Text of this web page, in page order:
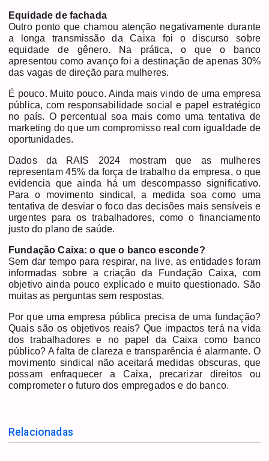
Equidade de fachada
Outro ponto que chamou atenção negativamente durante
a longa transmissão da Caixa foi o discurso sobre
equidade de gênero. Na prática, o que o banco
apresentou como avanço foi a destinação de apenas 30%
das vagas de direção para mulheres.
É pouco. Muito pouco. Ainda mais vindo de uma empresa
pública, com responsabilidade social e papel estratégico
no país. O percentual soa mais como uma tentativa de
marketing do que um compromisso real com igualdade de
oportunidades.
Dados da RAIS 2024 mostram que as mulheres
representam 45% da força de trabalho da empresa, o que
evidencia que ainda há um descompasso significativo.
Para o movimento sindical, a medida soa como uma
tentativa de desviar o foco das decisões mais sensíveis e
urgentes para os trabalhadores, como o financiamento
justo do plano de saúde.
Fundação Caixa: o que o banco esconde?
Sem dar tempo para respirar, na live, as entidades foram
informadas sobre a criação da Fundação Caixa, com
objetivo ainda pouco explicado e muito questionado. São
muitas as perguntas sem respostas.
Por que uma empresa pública precisa de uma fundação?
Quais são os objetivos reais? Que impactos terá na vida
dos trabalhadores e no papel da Caixa como banco
público? A falta de clareza e transparência é alarmante. O
movimento sindical não aceitará medidas obscuras, que
possam enfraquecer a Caixa, precarizar direitos ou
comprometer o futuro dos empregados e do banco.
Relacionadas